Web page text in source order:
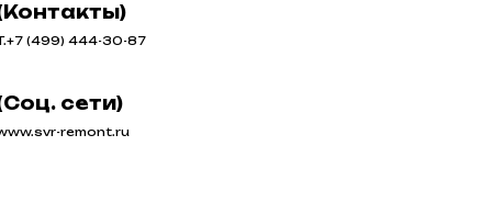
сети)
remont.ru
(499) 444-30-87